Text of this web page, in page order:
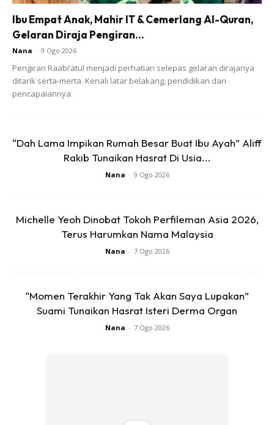
Ads
Ibu Empat Anak, Mahir IT & Cemerlang Al-Quran,
Gelaran Diraja Pengiran...
Nana - 9 Ogo 2026
Pengiran Raabi’atul menjadi perhatian selepas gelaran dirajanya
ditarik serta-merta. Kenali latar belakang, pendidikan dan
pencapaiannya.
“Dah Lama Impikan Rumah Besar Buat Ibu Ayah” Aliff
Rakib Tunaikan Hasrat Di Usia...
Nana - 9 Ogo 2026
Michelle Yeoh Dinobat Tokoh Perfileman Asia 2026,
Terus Harumkan Nama Malaysia
Nana - 7 Ogo 2026
“Momen Terakhir Yang Tak Akan Saya Lupakan”
Suami Tunaikan Hasrat Isteri Derma Organ
Nana - 7 Ogo 2026